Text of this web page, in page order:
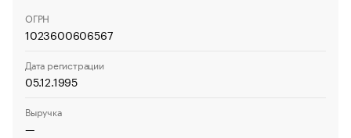
ОГРН
1023600606567
Дата регистрации
05.12.1995
Выручка
—